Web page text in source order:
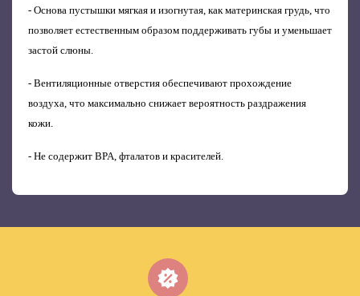
- Основа пустышки мягкая и изогнутая, как материнская грудь, что
позволяет естественным образом поддерживать губы и уменьшает
застой слюны.
- Вентиляционные отверстия обеспечивают прохождение
воздуха, что максимально снижает вероятность раздражения
кожи.
- Не содержит BPA, фталатов и красителей.